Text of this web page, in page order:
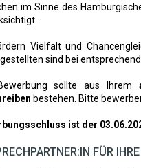
im Sinne des
Vielfalt und
sind bei
sollte aus Ihrem
bestehen. Bitte
ist der
FÜR